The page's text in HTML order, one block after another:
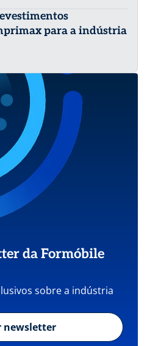
para a indústria
da Formóbile
sobre a indústria
newsletter